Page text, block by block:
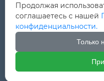
 +8615756469898

Дорога Линцзян №
развития Шифан
Продолжая
соглашаетесь с нашей
конфиденциальности.
Только